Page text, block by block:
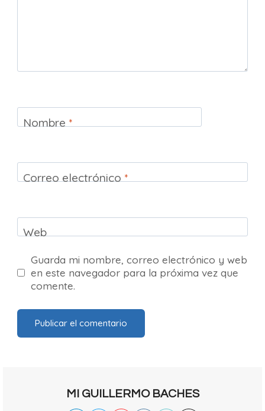
Nombre *
Correo electrónico *
Web
Guarda mi nombre, correo electrónico y web
en este navegador para la próxima vez que
comente.
MI GUILLERMO BACHES